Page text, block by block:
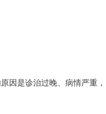
因是诊治过晚、病情严重，